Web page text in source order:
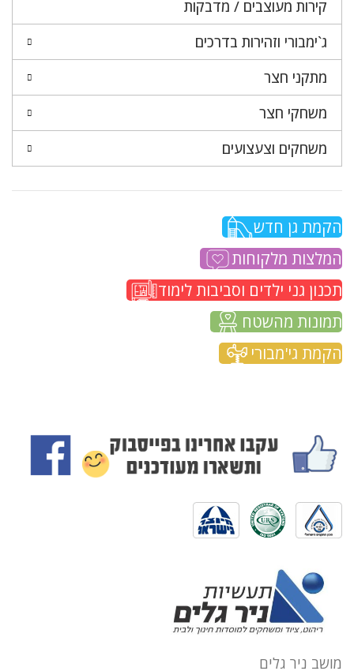
קירות מעוצבים / מדבקות
ג`ימבורי וזהירות בדרכים
מתקני חצר
משחקי חצר
משחקים וצעצועים
הקמת גן חדש
המלצות מלקוחות
תכנון גני ילדים וסביבות לימוד
תמונות מהשטח
הקמת גי'מבורי
מושב ניר גלים